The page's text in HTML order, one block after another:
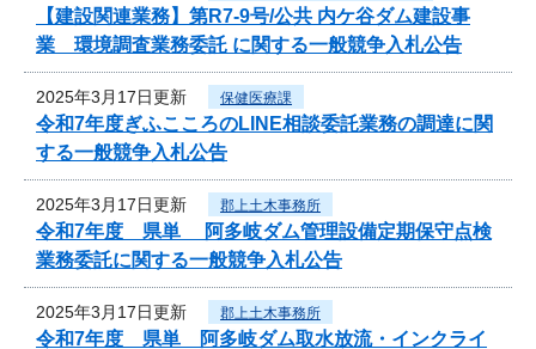
【建設関連業務】第R7-9号/公共 内ケ谷ダム建設事
業 環境調査業務委託 に関する一般競争入札公告
2025年3月17日更新 保健医療課
令和7年度ぎふこころのLINE相談委託業務の調達に関
する一般競争入札公告
2025年3月17日更新 郡上土木事務所
令和7年度 県単 阿多岐ダム管理設備定期保守点検
業務委託に関する一般競争入札公告
2025年3月17日更新 郡上土木事務所
令和7年度 県単 阿多岐ダム取水放流・インクライ